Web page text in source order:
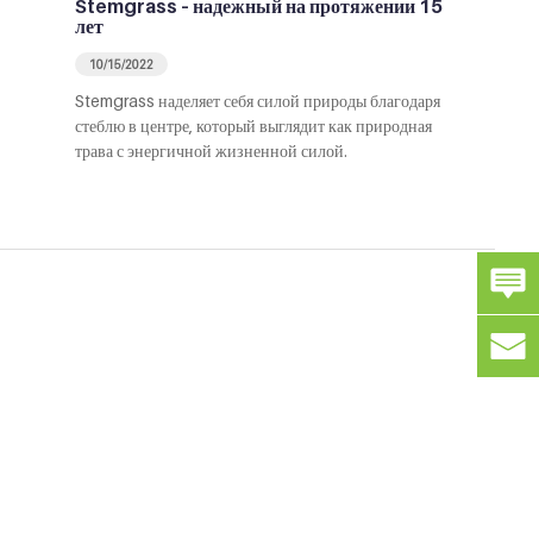
Stemgrass – надежный на протяжении 15
лет
10/15/2022
Stemgrass наделяет себя силой природы благодаря
стеблю в центре, который выглядит как природная
трава с энергичной жизненной силой.